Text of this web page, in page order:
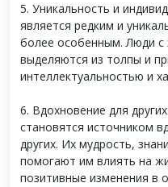
5. Уникальность и
является редким и
более особенным. Люди
выделяются из толпы и
интеллектуальностью и
6. Вдохновение для
становятся источником
других. Их мудрость,
помогают им влиять на
позитивные изменения в